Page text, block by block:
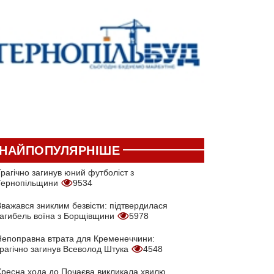
загинув юний футболіст з
9534
зниклим безвісти: підтвердилася
воїна з Борщівщини
5978
втрата для Кременеччини:
загинув Всеволод Штука
4548
хода до Почаєва викликала хвилю